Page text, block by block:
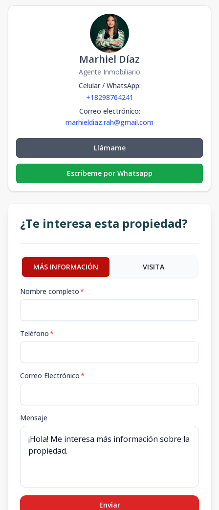
Marhiel Díaz
Agente Inmobiliario
Celular / WhatsApp:
+18298764241
Correo electrónico:
marhieldiaz.rah@gmail.com
Llámame
Escribeme por Whatsapp
¿Te interesa esta propiedad?
MÁS INFORMACIÓN VISITA
Nombre completo*
Teléfono*
Correo Electrónico*
Mensaje
Enviar